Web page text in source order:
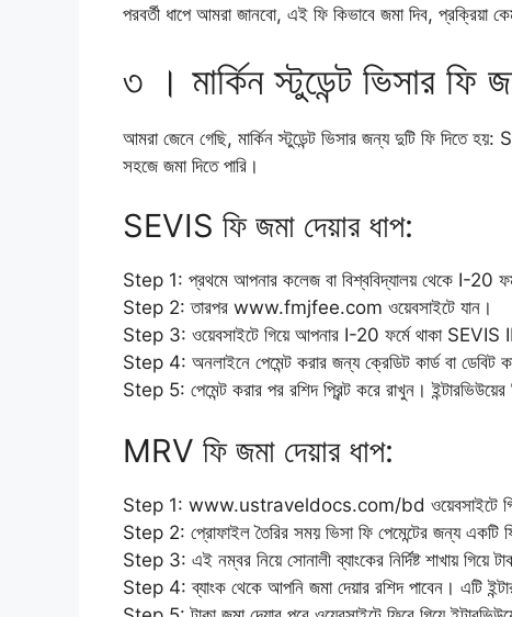
পরবর্তী ধাপে আমরা জানবো, এই ফি কিভাবে জমা দিব, প্রক্রিয়া
৩ । মার্কিন স্টুডেন্ট ভিসার ফি
আমরা জেনে গেছি, মার্কিন স্টুডেন্ট ভিসার জন্য দুটি ফি
সহজে জমা দিতে পারি।
SEVIS ফি জমা দেয়ার ধাপ:
Step 1: প্রথমে আপনার কলেজ বা বিশ্ববিদ্যালয় থেকে I-20
Step 2: তারপর www.fmjfee.com ওয়েবসাইটে যান।
Step 3: ওয়েবসাইটে গিয়ে আপনার I-20 ফর্মে থাকা SEVIS
Step 4: অনলাইনে পেমেন্ট করার জন্য ক্রেডিট কার্ড বা ডেবিট
Step 5: পেমেন্ট করার পর রশিদ প্রিন্ট করে রাখুন। ইন্টারভিউয়ের
MRV ফি জমা দেয়ার ধাপ:
Step 1: www.ustraveldocs.com/bd ওয়েবসাইটে
Step 2: প্রোফাইল তৈরির সময় ভিসা ফি পেমেন্টের জন্য একটি
Step 3: এই নম্বর নিয়ে সোনালী ব্যাংকের নির্দিষ্ট শাখায় গিয়ে
Step 4: ব্যাংক থেকে আপনি জমা দেয়ার রশিদ পাবেন। এটি